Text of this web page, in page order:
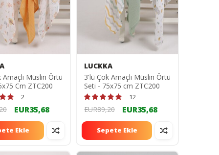
Amaçlı Müslin Örtü
Cm ZTC200
2
EUR35,68
Ekle
LUCKKA
3'lü Çok Amaçlı Müslin Örtü
Seti - 75x75 cm ZTC200
12
EUR89,20 EUR35,68
Sepete Ekle